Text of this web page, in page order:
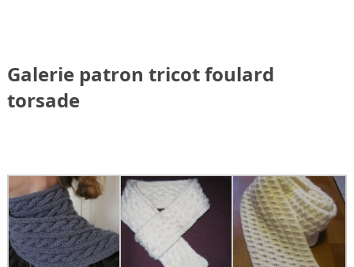
Galerie patron tricot foulard
torsade